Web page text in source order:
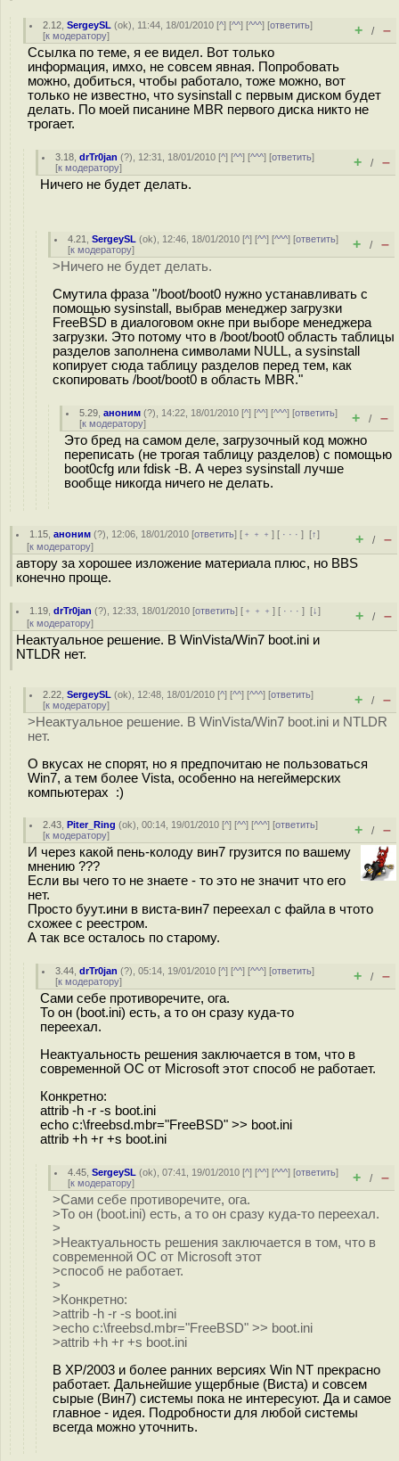
2.12 ,SergeySL (ok), 11:44, 18/01/2010 [^] [^^] [^^^] [ответить]
[к модератору] + / –
Ссылка по теме, я ее видел. Вот только
информация, имхо, не совсем явная. Попробовать
можно, добиться, чтобы работало, тоже можно, вот
только не известно, что sysinstall с первым диском будет
делать. По моей писанине MBR первого диска никто не
трогает.
3.18 ,drTr0jan (?), 12:31, 18/01/2010 [^] [^^] [^^^] [ответить]
[к модератору] + / –
Ничего не будет делать.
4.21 ,SergeySL (ok), 12:46, 18/01/2010 [^] [^^] [^^^] [ответить]
[к модератору] + / –
>Ничего не будет делать.
Смутила фраза "/boot/boot0 нужно устанавливать с
помощью sysinstall, выбрав менеджер загрузки
FreeBSD в диалоговом окне при выборе менеджера
загрузки. Это потому что в /boot/boot0 область таблицы
разделов заполнена символами NULL, а sysinstall
копирует сюда таблицу разделов перед тем, как
скопировать /boot/boot0 в область MBR."
5.29 ,аноним (?), 14:22, 18/01/2010 [^] [^^] [^^^] [ответить]
[к модератору] + / –
Это бред на самом деле, загрузочный код можно
переписать (не трогая таблицу разделов) с помощью
boot0cfg или fdisk -B. А через sysinstall лучше
вообще никогда ничего не делать.
1.15 ,аноним (?), 12:06, 18/01/2010 [ответить] [ ﹢﹢﹢] [ · · ·][↑]
[к модератору] + / –
автору за хорошее изложение материала плюс, но BBS
конечно проще.
1.19 ,drTr0jan (?), 12:33, 18/01/2010 [ответить] [ ﹢﹢﹢] [ · · ·][↓]
[к модератору] + / –
Неактуальное решение. В WinVista/Win7 boot.ini и
NTLDR нет.
2.22 ,SergeySL (ok), 12:48, 18/01/2010 [^] [^^] [^^^] [ответить]
[к модератору] + / –
>Неактуальное решение. В WinVista/Win7 boot.ini и NTLDR
нет.
О вкусах не спорят, но я предпочитаю не пользоваться
Win7, а тем более Vista, особенно на негеймерских
компьютерах :)
2.43 ,Piter_Ring (ok), 00:14, 19/01/2010 [^] [^^] [^^^] [ответить]
[к модератору] + / –
И через какой пень-колоду вин7 грузится по вашему
мнению ???
Если вы чего то не знаете - то это не значит что его
нет.
Просто буут.ини в виста-вин7 переехал с файла в чтото
схожее с реестром.
А так все осталось по старому.
3.44 ,drTr0jan (?), 05:14, 19/01/2010 [^] [^^] [^^^] [ответить]
[к модератору] + / –
Сами себе противоречите, ога.
То он (boot.ini) есть, а то он сразу куда-то
переехал.
Неактуальность решения заключается в том, что в
современной ОС от Microsoft этот способ не работает.
Конкретно:
attrib -h -r -s boot.ini
echo c:\freebsd.mbr="FreeBSD" >> boot.ini
attrib +h +r +s boot.ini
4.45 ,SergeySL (ok), 07:41, 19/01/2010 [^] [^^] [^^^] [ответить]
[к модератору] + / –
>Сами себе противоречите, ога.
>То он (boot.ini) есть, а то он сразу куда-то переехал.
>
>Неактуальность решения заключается в том, что в
современной ОС от Microsoft этот
>способ не работает.
>
>Конкретно:
>attrib -h -r -s boot.ini
>echo c:\freebsd.mbr="FreeBSD" >> boot.ini
>attrib +h +r +s boot.ini
В XP/2003 и более ранних версиях Win NT прекрасно
работает. Дальнейшие ущербные (Виста) и совсем
сырые (Вин7) системы пока не интересуют. Да и самое
главное - идея. Подробности для любой системы
всегда можно уточнить.